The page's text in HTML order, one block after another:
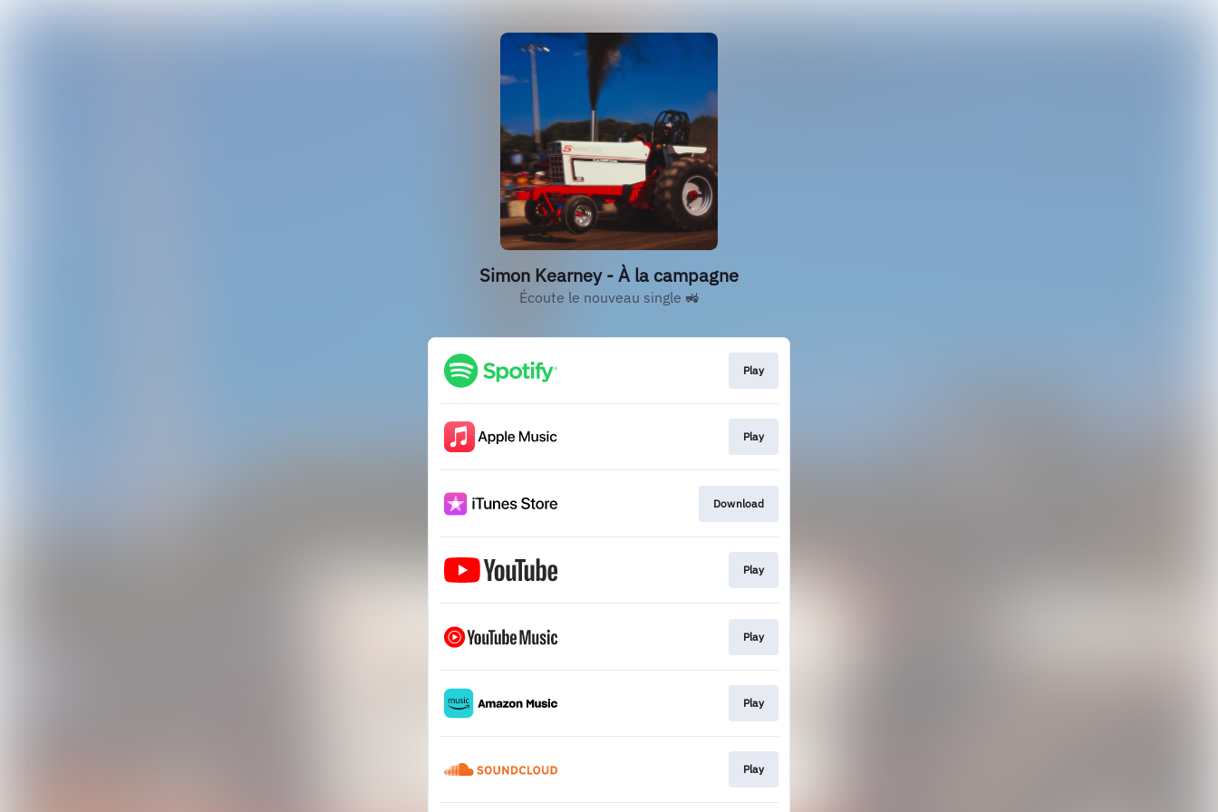
Simon Kearney - À la campagne
Écoute le nouveau single 🚜
Play
Play
Download
Play
Play
Play
Play